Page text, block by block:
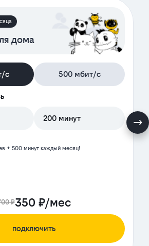
дома
с 500 мбит/с
200 минут
+ 500 минут каждый месяц!
₽350 ₽/мес
подключить